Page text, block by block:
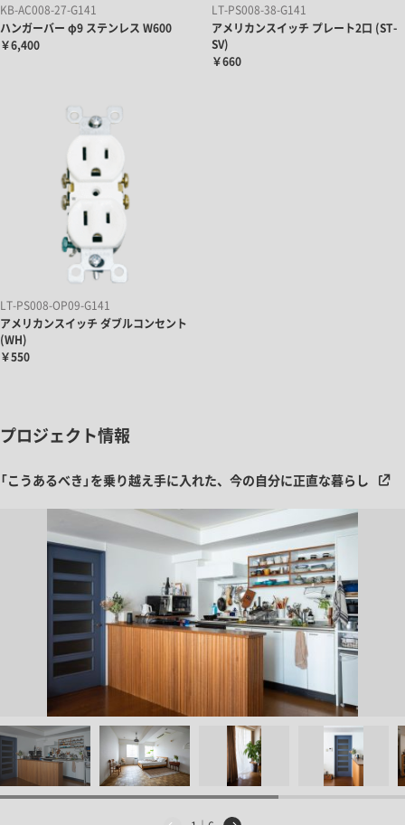
KB-AC008-27-G141
ハンガーバー φ9 ステンレス W600
￥6,400
LT-PS008-38-G141
アメリカンスイッチ プレート2口 (ST-
SV)
￥660
LT-PS008-OP09-G141
アメリカンスイッチ ダブルコンセント
(WH)
￥550
プロジェクト情報
「こうあるべき」を乗り越え手に入れた、今の自分に正直な暮らし